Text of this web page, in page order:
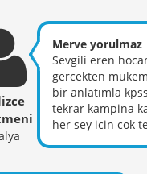
dokundunuz .
hiçbir ücret almadan
dersleri baştan
anlattınız yetmedi
kamp Yaptınız ve
karşılık
yaptınız .
hiçbirgün bunu
bize
Merve yorulmaz
Sevgili eren
gercekten
bir anlatımla
tekrar kampina
her sey icin cok